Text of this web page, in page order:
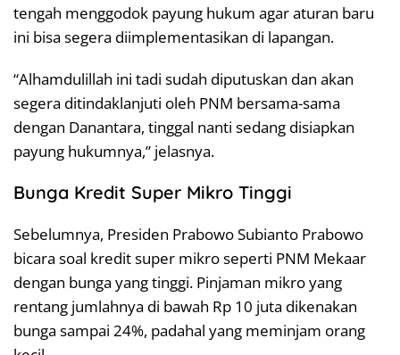
tengah menggodok payung hukum agar aturan baru
ini bisa segera diimplementasikan di lapangan.
“Alhamdulillah ini tadi sudah diputuskan dan akan
segera ditindaklanjuti oleh PNM bersama-sama
dengan Danantara, tinggal nanti sedang disiapkan
payung hukumnya,” jelasnya.
Bunga Kredit Super Mikro Tinggi
Sebelumnya, Presiden Prabowo Subianto Prabowo
bicara soal kredit super mikro seperti PNM Mekaar
dengan bunga yang tinggi. Pinjaman mikro yang
rentang jumlahnya di bawah Rp 10 juta dikenakan
bunga sampai 24%, padahal yang meminjam orang